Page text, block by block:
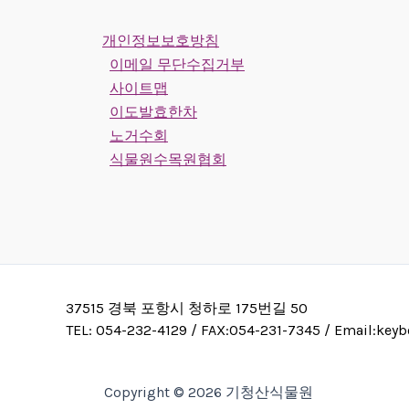
개인정보보호방침
이메일 무단수집거부
사이트맵
이도발효한차
노거수회
식물원수목원협회
37515 경북 포항시 청하로 175번길 50
TEL: 054-232-4129 / FAX:054-231-7345 /
Copyright © 2026 기청산식물원